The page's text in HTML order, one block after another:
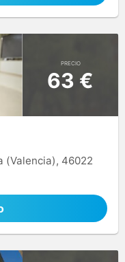
PRECIO
63 €
(Valencia), 46022